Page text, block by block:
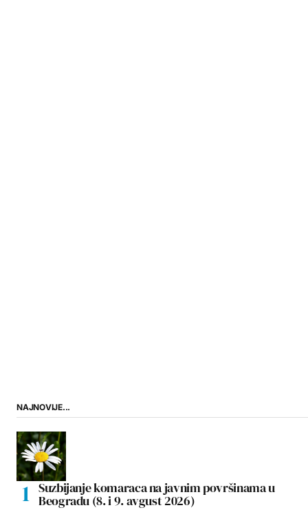
NAJNOVIJE...
Suzbijanje komaraca na javnim površinama u
Beogradu (8. i 9. avgust 2026)